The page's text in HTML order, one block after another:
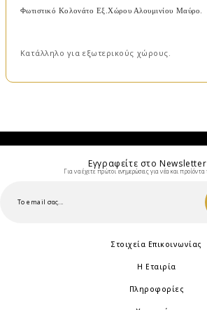
Φωτιστικό Κολονάτο Εξ.Xώρου Αλουμινίου Μαύρο.
Κατάλληλo για εξωτερικούς χώρους.
Εγγραφείτε στο
Για να έχετε πρώτοι ενημερώσεις για νέα και προίόντα
Στοιχεία Επικοινωνίας
Η Εταιρία
Πληροφορίες